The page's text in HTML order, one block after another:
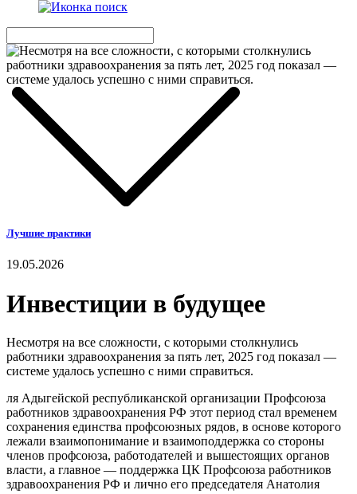
Лучшие практики
19.05.2026
Инвестиции в будущее
Несмотря на все сложности, с которыми столкнулись
работники здравоохранения за пять лет, 2025 год показал —
системе удалось успешно с ними справиться.
ля Адыгейской республиканской организации Профсоюза
работников здравоохранения РФ этот период стал временем
сохранения единства профсоюзных рядов, в основе которого
лежали взаимопонимание и взаимоподдержка со стороны
членов профсоюза, работодателей и вышестоящих органов
власти, а главное — поддержка ЦК Профсоюза работников
здравоохранения РФ и лично его председателя Анатолия